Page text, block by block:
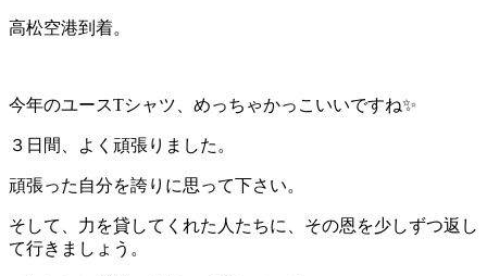
高松空港到着。
今年のユースTシャツ、めっちゃかっこいいですね✨
３日間、よく頑張りました。
頑張った自分を誇りに思って下さい。
そして、力を貸してくれた人たちに、その恩を少しずつ返し
て行きましょう。